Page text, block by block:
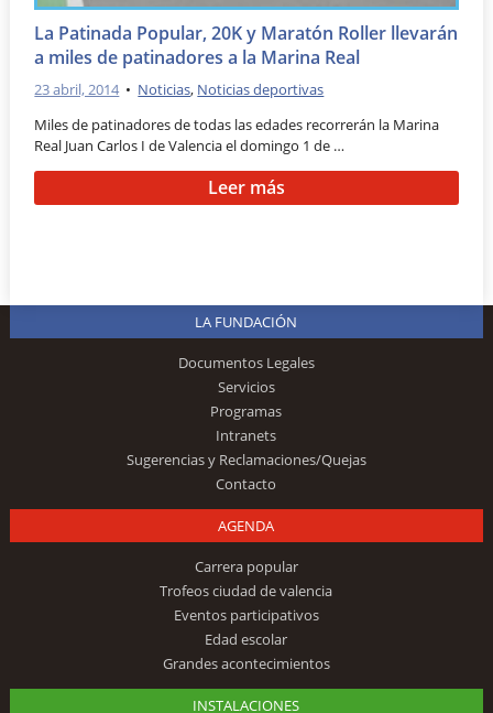
La Patinada Popular, 20K y Maratón Roller llevarán
a miles de patinadores a la Marina Real
23 abril, 2014 • Noticias, Noticias deportivas
Miles de patinadores de todas las edades recorrerán la Marina
Real Juan Carlos I de Valencia el domingo 1 de …
Leer más
LA FUNDACIÓN
Documentos Legales
Servicios
Programas
Intranets
Sugerencias y Reclamaciones/Quejas
Contacto
AGENDA
Carrera popular
Trofeos ciudad de valencia
Eventos participativos
Edad escolar
Grandes acontecimientos
INSTALACIONES